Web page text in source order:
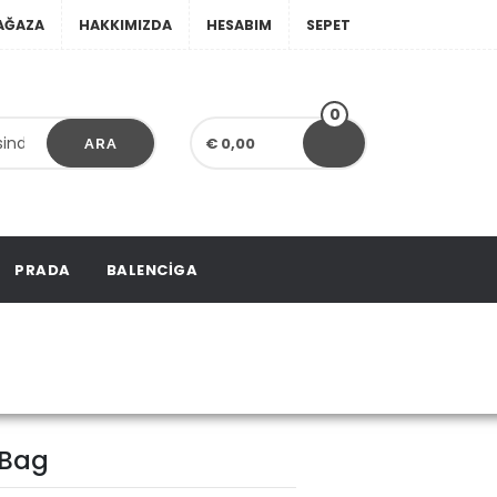
HAKKIMIZDA HESABIM SEPET
ARA € 0,00
0
PRADA BALENCIGA